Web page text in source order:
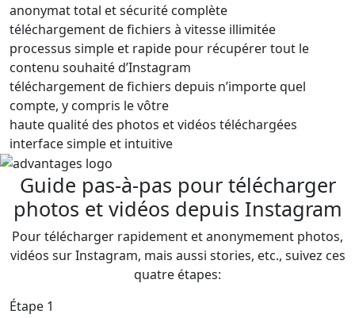
anonymat total et sécurité complète
téléchargement de fichiers à vitesse illimitée
processus simple et rapide pour récupérer tout le
contenu souhaité d’Instagram
téléchargement de fichiers depuis n’importe quel
compte, y compris le vôtre
haute qualité des photos et vidéos téléchargées
interface simple et intuitive
Guide pas-à-pas pour télécharger
photos et vidéos depuis Instagram
Pour télécharger rapidement et anonymement photos,
vidéos sur Instagram, mais aussi stories, etc., suivez ces
quatre étapes:
Étape 1